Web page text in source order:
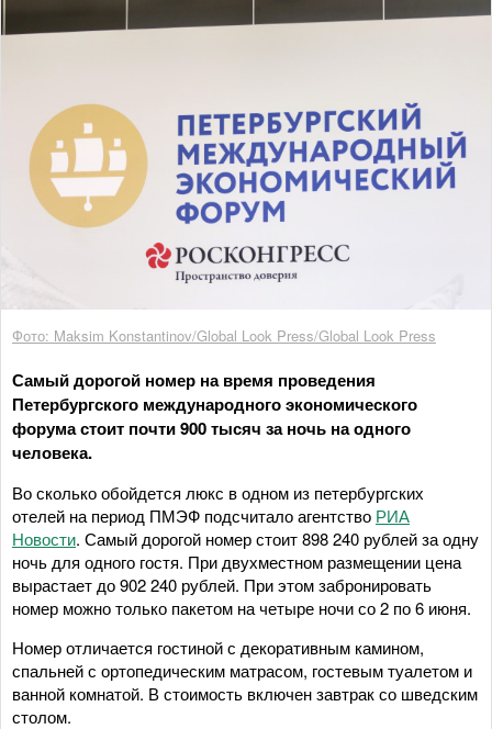
Фото: Maksim Konstantinov/Global Look Press/Global Look Press
Самый дорогой номер на время проведения
Петербургского международного экономического
форума стоит почти 900 тысяч за ночь на одного
человека.
Во сколько обойдется люкс в одном из петербургских
отелей на период ПМЭФ подсчитало агентство РИА
Новости. Самый дорогой номер стоит 898 240 рублей за одну
ночь для одного гостя. При двухместном размещении цена
вырастает до 902 240 рублей. При этом забронировать
номер можно только пакетом на четыре ночи со 2 по 6 июня.
Номер отличается гостиной с декоративным камином,
спальней с ортопедическим матрасом, гостевым туалетом и
ванной комнатой. В стоимость включен завтрак со шведским
столом.